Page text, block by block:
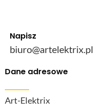
Napisz
biuro@artelektrix.pl
Dane adresowe
Art-Elektrix